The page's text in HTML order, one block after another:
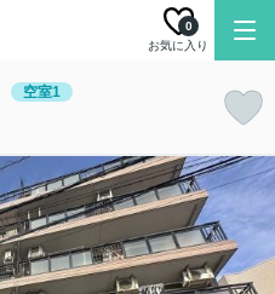
お気に入り
0
空室1